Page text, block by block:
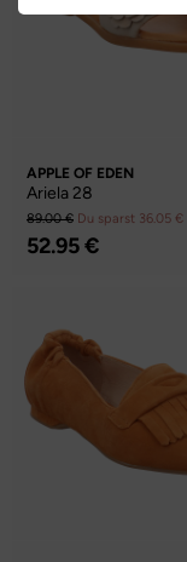
APPLE OF EDEN
Ariela 28
89.00 € Du sparst 36.05 €
52.95 €